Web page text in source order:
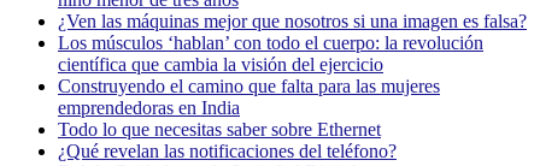
¿Ven las máquinas mejor que nosotros si una imagen es falsa?
Los músculos ‘hablan’ con todo el cuerpo: la revolución
científica que cambia la visión del ejercicio
Construyendo el camino que falta para las mujeres
emprendedoras en India
Todo lo que necesitas saber sobre Ethernet
¿Qué revelan las notificaciones del teléfono?